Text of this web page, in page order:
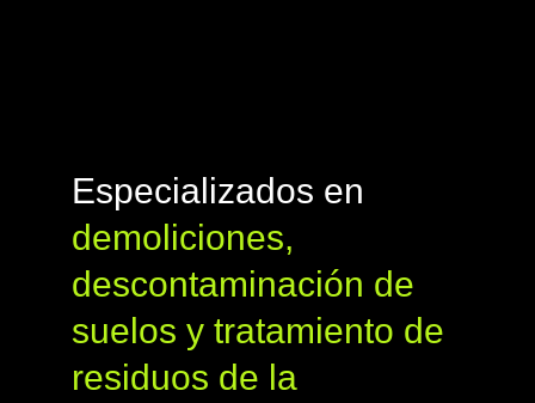
Especializados en
demoliciones,
descontaminación de
suelos y tratamiento de
residuos de la